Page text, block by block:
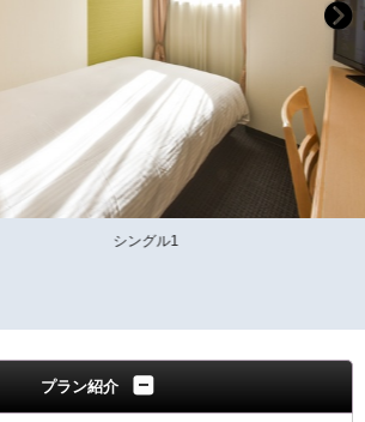
シングル1
プラン紹介